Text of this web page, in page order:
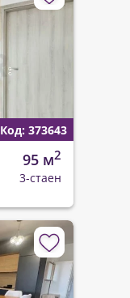
Код: 373643
95 м2
3-стаен